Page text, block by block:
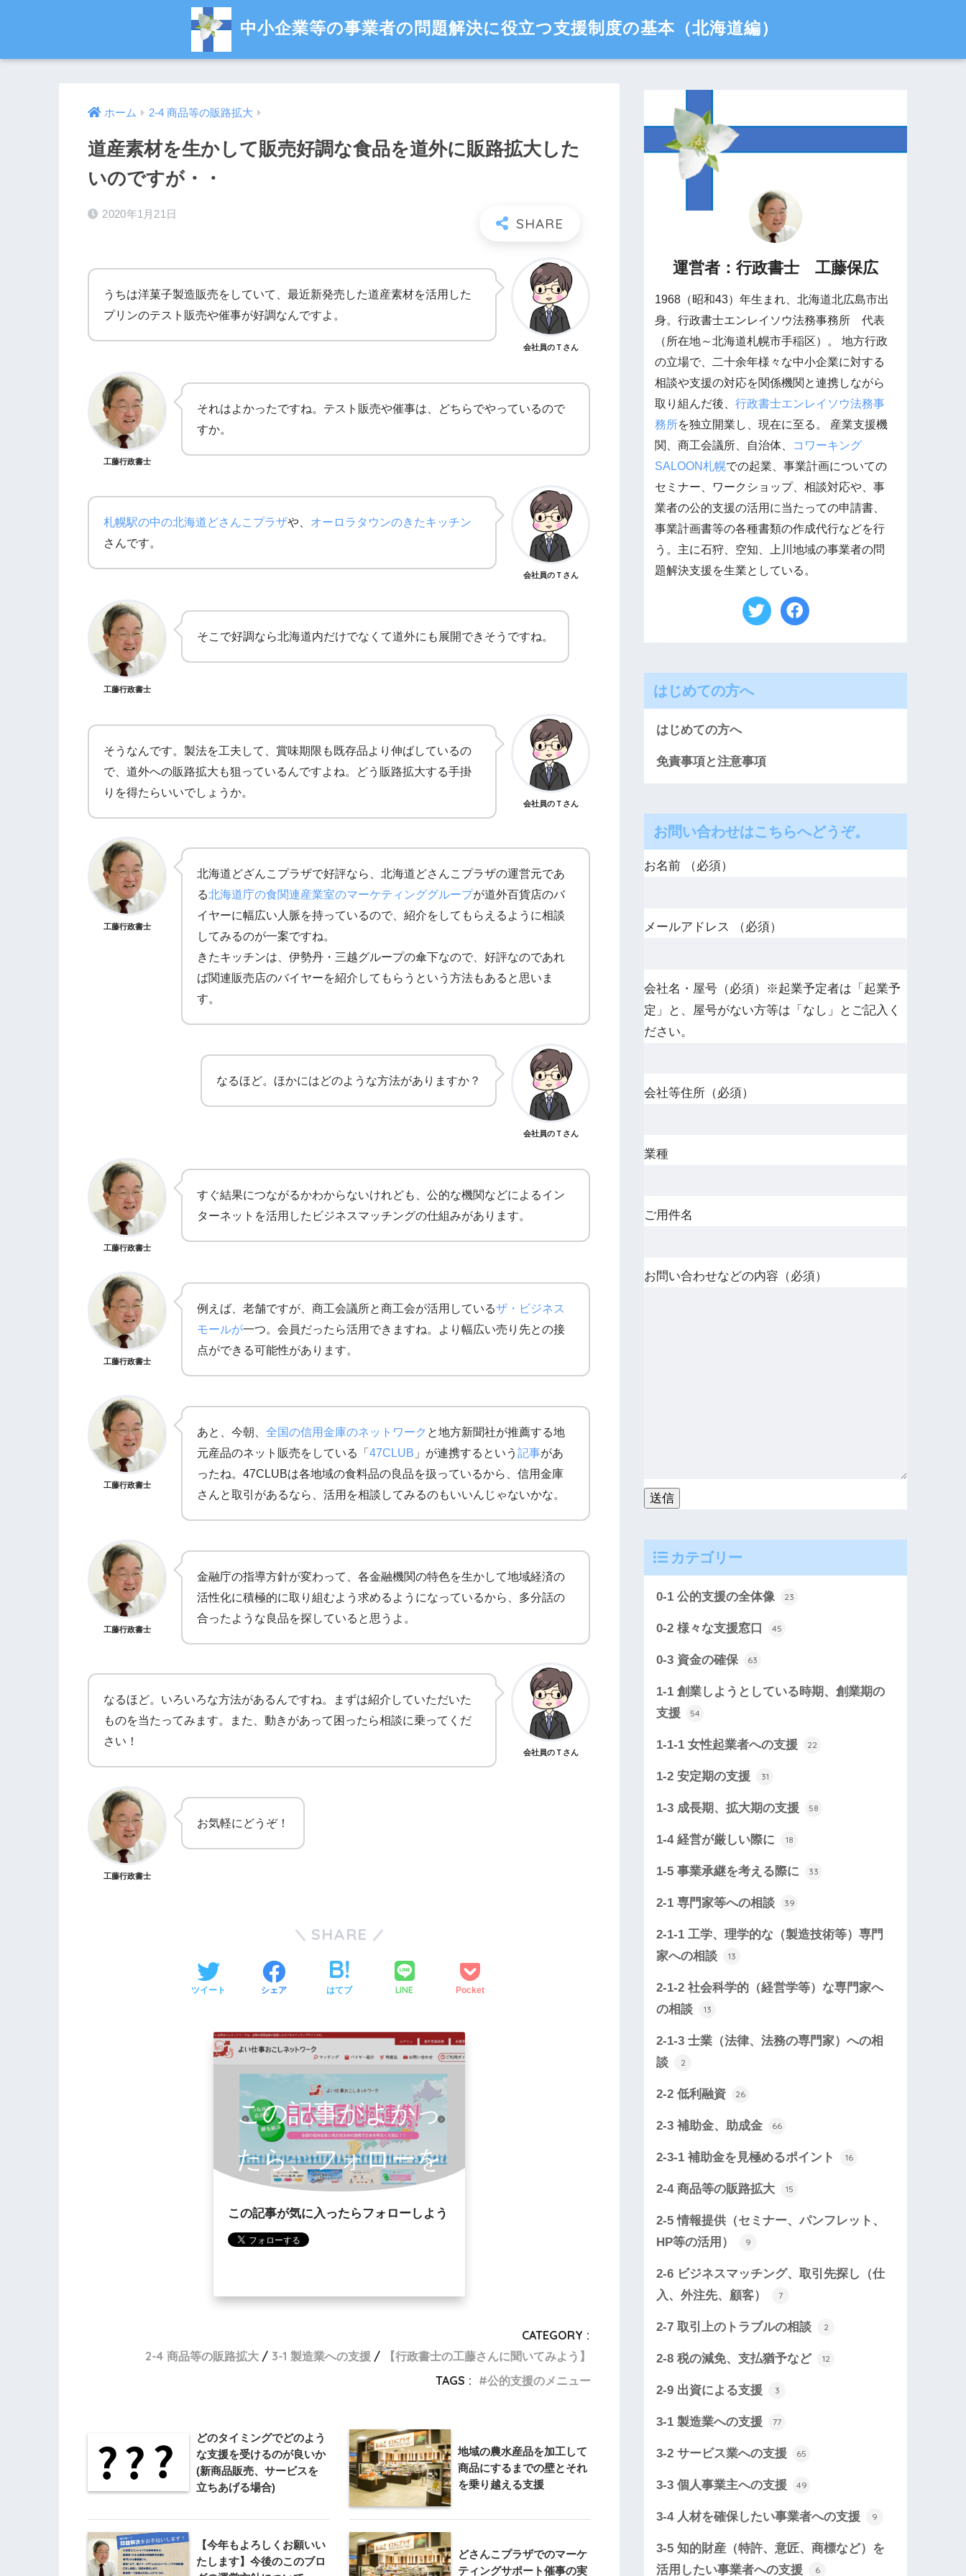
中小企業等の事業者の問題解決に役立つ支援制度の基本（北海道編）
ホーム 2-4 商品等の販路拡大
道産素材を生かして販売好調な食品を道外に販路拡大した
いのですが・・
2020年1月21日
うちは洋菓子製造販売をしていて、最近新発売した道産素材を活用した
プリンのテスト販売や催事が好調なんですよ。
会社員のＴさん
工藤行政書士
それはよかったですね。テスト販売や催事は、どちらでやっているので
すか。
札幌駅の中の北海道どさんこプラザや、 オーロラタウンのきたキッチン
さんです。
会社員のＴさん
工藤行政書士
そこで好調なら北海道内だけでなくて道外にも展開できそうですね。
そうなんです。製法を工夫して、賞味期限も既存品より伸ばしているの
で、道外への販路拡大も狙っているんですよね。どう販路拡大する手掛
りを得たらいいでしょうか。
会社員のＴさん
工藤行政書士
北海道どざんこプラザで好評なら、北海道どさんこプラザの運営元であ
る北海道庁の食関連産業室のマーケティンググループが道外百貨店のバ
イヤーに幅広い人脈を持っているので、紹介をしてもらえるように相談
してみるのが一案ですね。
きたキッチンは、伊勢丹・三越グループの傘下なので、好評なのであれ
ば関連販売店のバイヤーを紹介してもらうという方法もあると思いま
す。
なるほど。ほかにはどのような方法がありますか？
会社員のＴさん
工藤行政書士
すぐ結果につながるかわからないけれども、公的な機関などによるイン
ターネットを活用したビジネスマッチングの仕組みがあります。
工藤行政書士
例えば、老舗ですが、商工会議所と商工会が活用しているザ・ビジネス
モールが一つ。会員だったら活用できますね。より幅広い売り先との接
点ができる可能性があります。
工藤行政書士
あと、今朝、 全国の信用金庫のネットワーク と地方新聞社が推薦する地
元産品のネット販売をしている「47CLUB 」が連携するという 記事があ
ったね。47CLUBは各地域の食料品の良品を扱っているから、信用金庫
さんと取引があるなら、活用を相談してみるのもいいんじゃないかな。
工藤行政書士
金融庁の指導方針が変わって、各金融機関の特色を生かして地域経済の
活性化に積極的に取り組むよう求めるようになっているから、多分話の
合ったような良品を探していると思うよ。
なるほど。いろいろな方法があるんですね。まずは紹介していただいた
ものを当たってみます。また、動きがあって困ったら相談に乗ってくだ
さい！
会社員のＴさん
工藤行政書士
お気軽にどうぞ！
SHARE
ツイート シェア はてブ LINE Pocket
この記事がよかっ
たら、フォローを
お願いします。
この記事が気に入ったらフォローしよう
CATEGORY :
2-4 商品等の販路拡大
3-1 製造業への支援
【行政書士の工藤さんに聞いてみよう】
TAGS :
公的支援のメニュー
どのタイミングでどのよう
な支援を受けるのが良いか
(新商品販売、サービスを
立ちあげる場合)
地域の農水産品を加工して
商品にするまでの壁とそれ
を乗り越える支援
【今年もよろしくお願いい
たします】今後のこのブロ
どさんこプラザでのマーケ
ティングサポート催事の実
運営者：行政書士 工藤保広
1968（昭和43）年生まれ、北海道北広島市出
身。行政書士エンレイソウ法務事務所 代表
（所在地～北海道札幌市手稲区）。 地方行政
の立場で、二十余年様々な中小企業に対する
相談や支援の対応を関係機関と連携しながら
取り組んだ後、行政書士エンレイソウ法務事
務所を独立開業し、現在に至る。 産業支援機
関、商工会議所、自治体、
コワーキング
SALOON札幌での起業、事業計画についての
セミナー、ワークショップ、相談対応や、事
業者の公的支援の活用に当たっての申請書、
事業計画書等の各種書類の作成代行などを行
う。主に石狩、空知、上川地域の事業者の問
題解決支援を生業としている。
はじめての方へ
はじめての方へ
免責事項と注意事項
お問い合わせはこちらへどうぞ。
お名前 （必須）
メールアドレス （必須）
会社名・屋号（必須）※起業予定者は「起業予
定」と、屋号がない方等は「なし」とご記入く
ださい。
会社等住所（必須）
業種
ご用件名
お問い合わせなどの内容（必須）
カテゴリー
0-1 公的支援の全体像 23
0-2 様々な支援窓口 45
0-3 資金の確保 63
1-1 創業しようとしている時期、創業期の
支援
54
1-1-1 女性起業者への支援 22
1-2 安定期の支援 31
1-3 成長期、拡大期の支援 58
1-4 経営が厳しい際に 18
1-5 事業承継を考える際に 33
2-1 専門家等への相談 39
2-1-1 工学、理学的な（製造技術等）専門
家への相談
13
2-1-2 社会科学的（経営学等）な専門家へ
の相談
13
2-1-3 士業（法律、法務の専門家）への相
談
2
2-2 低利融資 26
2-3 補助金、助成金 66
2-3-1 補助金を見極めるポイント 16
2-4 商品等の販路拡大 15
2-5 情報提供（セミナー、パンフレット、
HP等の活用）
9
2-6 ビジネスマッチング、取引先探し（仕
入、外注先、顧客）
7
2-7 取引上のトラブルの相談 2
2-8 税の減免、支払猶予など 12
2-9 出資による支援 3
3-1 製造業への支援 77
3-2 サービス業への支援 65
3-3 個人事業主への支援 49
3-4 人材を確保したい事業者への支援 9
3-5 知的財産（特許、意匠、商標など）を
活用したい事業者への支援
6